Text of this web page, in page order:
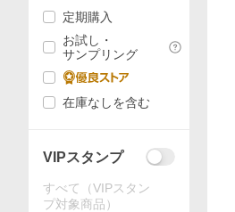
定期購入
お試し・
サンプリング
在庫なしを含む
VIPスタンプ
すべて（VIPスタン
プ対象商品）